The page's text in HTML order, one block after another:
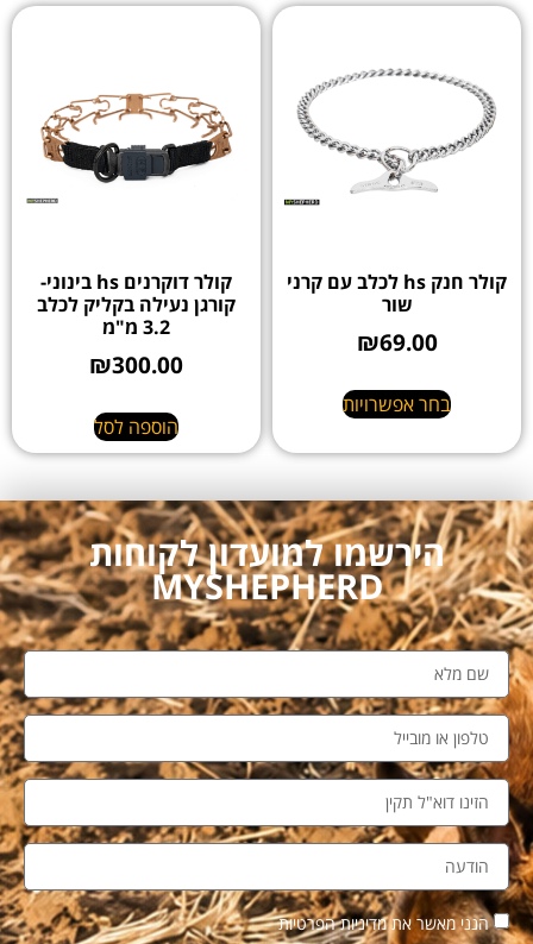
קולר חנק hs לכלב עם קרני
שור
₪69.00
בחר אפשרויות
קולר דוקרנים hs בינוני-
קורגן נעילה בקליק לכלב
3.2 מ"מ
₪300.00
הוספה לסל
הירשמו למועדון לקוחות
MYSHEPHERD
הנני מאשר את מדיניות הפרטיות